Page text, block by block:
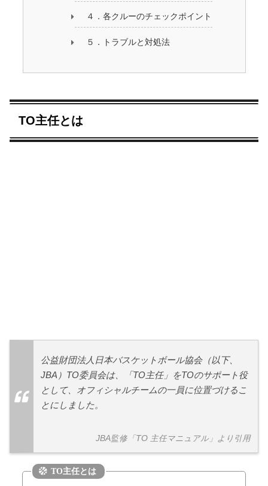
４．各クルーのチェックポイント
５．トラブルと対処法
TO主任とは
公益財団法人日本バスケットボール協会（以下、
JBA）TO委員会は、「TO主任」をTOのサポート役
として、オフィシャルチームの一員に位置づけるこ
とにしました。
JBA監修「TO 主任マニュアル」より引用